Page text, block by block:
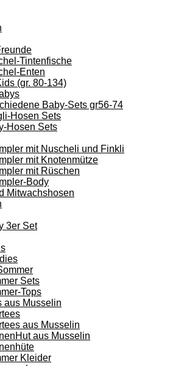
Tintenfische
Enten
(gr. 80-134)
Baby-Sets gr56-74
Hosen Sets
Hosen Sets
mit Nuscheli und Finkli
mit Knotenmütze
mit Rüschen
Body
Mitwachshosen
3er Set
Sets
Tops
aus Musselin
aus Musselin
aus Musselin
Kleider